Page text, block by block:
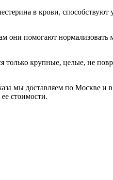
в крови,
помогают нормализовать
только крупные, целые, не
мы доставляем по Москве
стоимости.